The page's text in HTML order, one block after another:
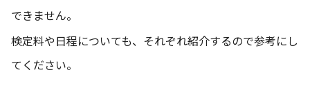
できません。
検定料や日程についても、それぞれ紹介するので参考にし
てください。